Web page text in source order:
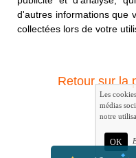
d'autres informations que
collectées lors de votre
Retour sur la
Les
médias
notre
OK